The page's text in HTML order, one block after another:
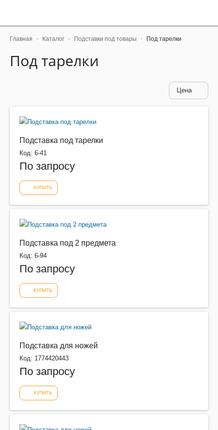
Главная Каталог Подставки под товары Под тарелки
Под тарелки
Цена
Подставка под тарелки
Код: 6-41
По запросу
КУПИТЬ
Подставка под 2 предмета
Код: 6-94
По запросу
КУПИТЬ
Подставка для ножей
Код: 1774420443
По запросу
КУПИТЬ